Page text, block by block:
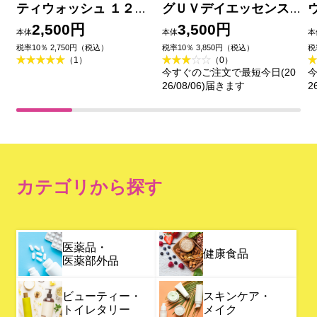
ティウォッシュ １２５
ｇ カネボウ化粧品
本体2,500円
税率10％ 2,750円（税込）
（1）
グＵＶデイエッセンス
４０ｇ カネボウ化粧品
(医薬部外品)
本体3,500円
税率10％ 3,850円（税込）
（0）
今すぐのご注文で最短今日(20
26/08/06)届きます
本
税
カテゴリから探す
医薬品・
医薬部外品
健康食品
ビューティー・
トイレタリー
スキンケア・
メイク